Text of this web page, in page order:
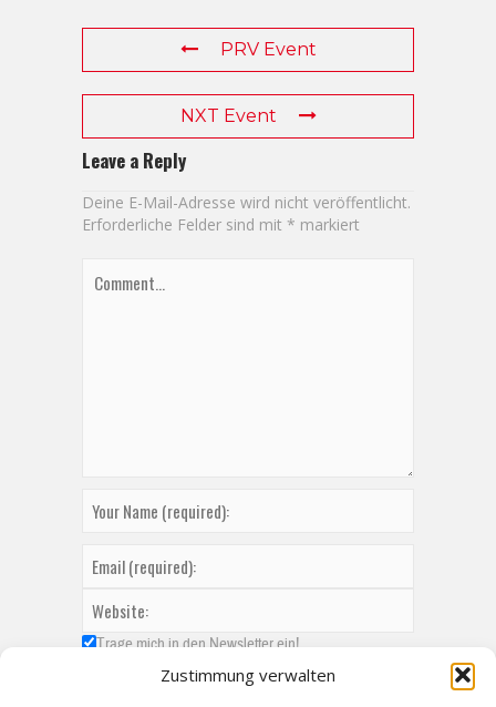
Zustimmung verwalten
PRV Event
NXT Event
Leave a Reply
Deine E-Mail-Adresse wird nicht veröffentlicht.
Erforderliche Felder sind mit * markiert
Trage mich in den Newsletter ein!